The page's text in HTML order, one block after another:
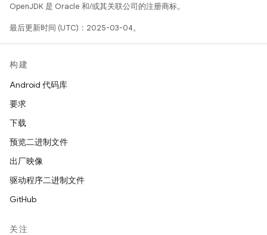
OpenJDK 是 Oracle 和/或其关联公司的注册商标。
最后更新时间 (UTC)：2025-03-04。
构建
Android 代码库
要求
下载
预览二进制文件
出厂映像
驱动程序二进制文件
GitHub
关注